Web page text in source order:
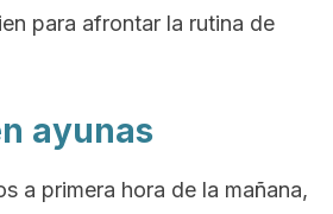
para afrontar la rutina de
ayunas
a primera hora de la mañana,